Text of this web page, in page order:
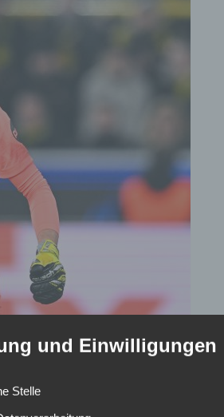
auch Newcastle United aus
und Einwilligungen
Stelle